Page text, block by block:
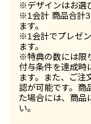
※デザインはお選
※1会計 商品合計
ます。
※1会計でプレゼ
ます。
※特典の数には限
付与条件を達成時
ます。また、ご注
認が可能です。商
た場合には、商品
い。